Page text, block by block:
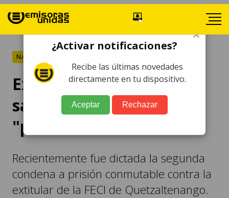
NACIONALES
Exfiscal Virginia Laparra
sale al exilio para
"preservar su vida"
Recientemente fue dictada la segunda
condena a prisión conmutable contra la
extitular de la FECI de Quetzaltenango.
×
¿Activar notificaciones?
Recibe las últimas novedades
directamente en tu dispositivo.
Aceptar Rechazar